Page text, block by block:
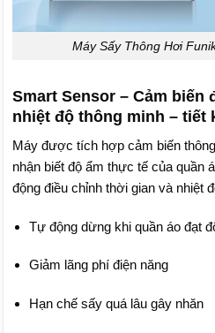
Máy Sấy Thông Hơi
Smart Sensor – Cảm biến
nhiệt độ thông minh – tiết
Máy được tích hợp cảm biến
nhận biết độ ẩm thực tế của quần
động điều chỉnh thời gian và nhiệt
Tự động dừng khi quần áo đạt
Giảm lãng phí điện năng
Hạn chế sấy quá lâu gây nhăn